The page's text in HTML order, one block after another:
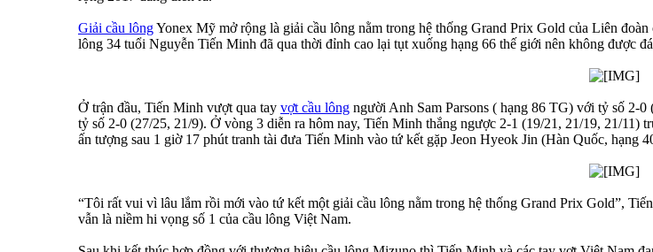
Giải cầu lôngYonex Mỹ mở rộng là giải cầu lông nằm trong hệ thống Grand Prix Gold của Liên
lông 34 tuổi Nguyễn Tiến Minh đã qua thời đỉnh cao lại tụt xuống hạng 66 thế giới nên không được
Ở trận đầu, Tiến Minh vượt qua tay vợt cầu lông người Anh Sam Parsons ( hạng 86 TG) với tỷ số 2-
tỷ số 2-0 (27/25, 21/9). Ở vòng 3 diễn ra hôm nay, Tiến Minh thắng ngược 2-1 (19/21, 21/19, 21/
ấn tượng sau 1 giờ 17 phút tranh tài đưa Tiến Minh vào tứ kết gặp Jeon Hyeok Jin (Hàn Quốc, hạng
“Tôi rất vui vì lâu lắm rồi mới vào tứ kết một giải cầu lông nằm trong hệ thống Grand Prix Gold”,
vẫn là niềm hi vọng số 1 của cầu lông Việt Nam.